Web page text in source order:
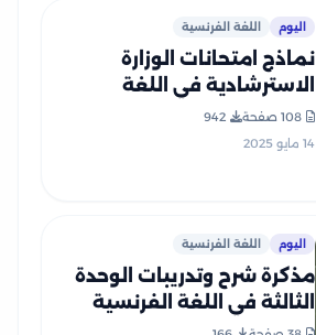
اليوم اللغة الفرنسية
نماذج امتحانات الوزارة
الاسترشادية في اللغة
الفرنسية للصف الثالث
الثانوي 2025 بصيغة PDF
108 صفحة
942
14 مايو 2025
اليوم اللغة الفرنسية
مذكرة شرح وتدريبات الوحدة
الثالثة في اللغة الفرنسية
للثانوية العامة